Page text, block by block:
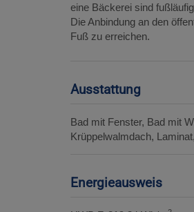
eine Bäckerei sind
Die Anbindung an den
Fuß zu erreichen.
Ausstattung
Bad mit Fenster Bad mit
Krüppelwalmdach Laminat
Energieausweis